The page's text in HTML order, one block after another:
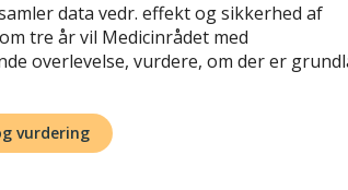
data vedr. effekt og sikkerhed af
tre år vil Medicinrådet med
overlevelse, vurdere, om der er
vurdering